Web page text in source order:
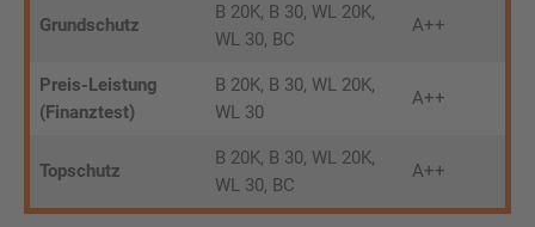
Grundschutz
B 20K, B 30, WL 20K,
WL 30, BC
A++
Preis-Leistung
(Finanztest)
B 20K, B 30, WL 20K,
WL 30
A++
Topschutz
B 20K, B 30, WL 20K,
WL 30, BC
A++